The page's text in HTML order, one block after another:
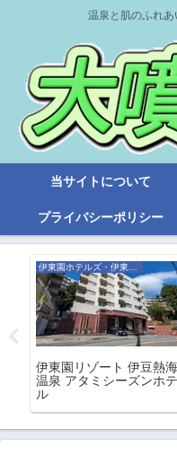
温泉と肌のふれ
当サイトについて
プライバシーポリシー
伊東園リゾート 伊豆熱海
温泉 アタミシーズンホテ
ル